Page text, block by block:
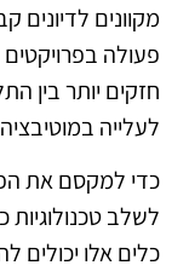
מקוונים
פעולה
חזקים יותר בין
לעלייה
כדי למקסם את
לשלב
כלים אלו יכולים